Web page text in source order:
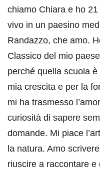
chiamo Chiara e ho
vivo in un paesino
Randazzo, che amo.
Classico del mio
perché quella scuola
mia crescita e per la
mi ha trasmesso
curiosità di sapere
domande. Mi piace
la natura. Amo
riuscire a raccontare